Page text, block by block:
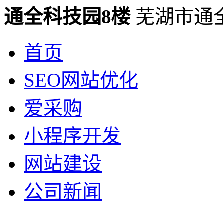
通全科技园8楼 芜湖市通
首页
SEO网站优化
爱采购
小程序开发
网站建设
公司新闻